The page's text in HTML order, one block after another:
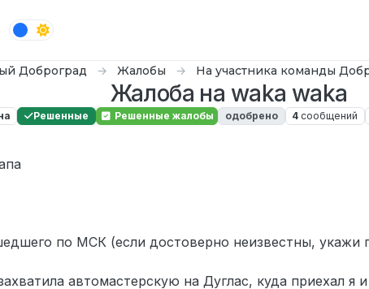
Доброград Жалобы На участника команды
Жалоба на waka waka
Решенные Решенные жалобы одобрено 4 сообщений
по МСК (если достоверно неизвестны, укажи
автомастерскую на Дуглас, куда приехал я